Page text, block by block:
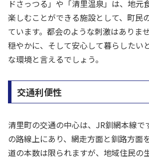
ドさっつる」や「清里温泉」は、地元
楽しむことができる施設として、町民
ています。都会のような刺激はありま
穏やかに、そして安心して暮らしたい
な環境と言えるでしょう。
交通利便性
清里町の交通の中心は、JR釧網本線で
の路線上にあり、網走方面と釧路方面
道の本数は限られますが、地域住民の